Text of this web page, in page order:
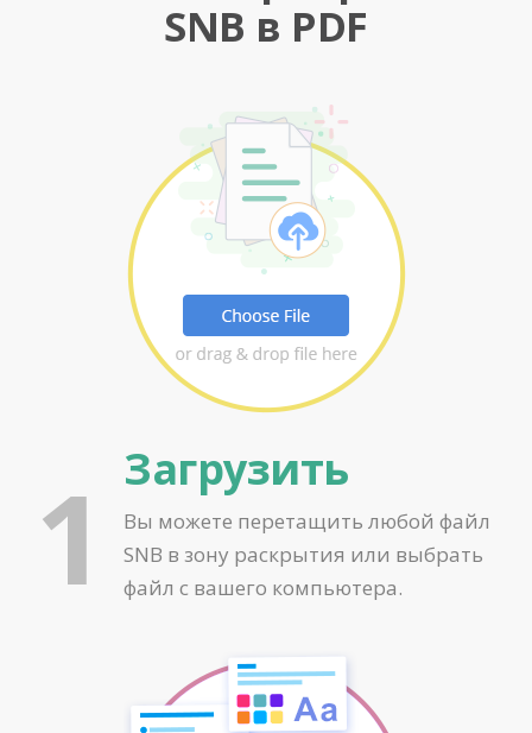
SNB в PDF
1 Загрузить
Вы можете перетащить любой файл
SNB в зону раскрытия или выбрать
файл с вашего компьютера.